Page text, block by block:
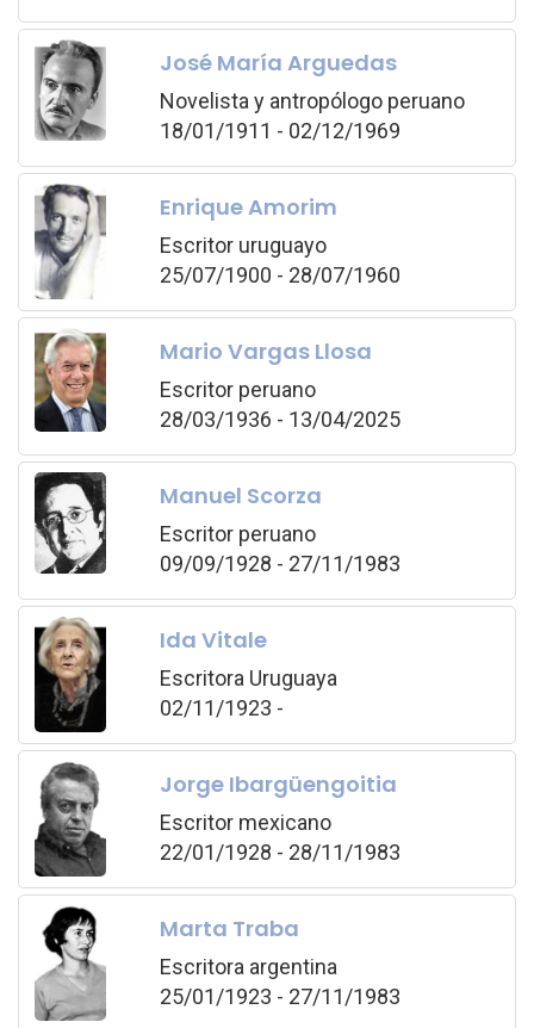
José María Arguedas
Novelista y antropólogo peruano
18/01/1911 - 02/12/1969
Enrique Amorim
Escritor uruguayo
25/07/1900 - 28/07/1960
Mario Vargas Llosa
Escritor peruano
28/03/1936 - 13/04/2025
Manuel Scorza
Escritor peruano
09/09/1928 - 27/11/1983
Ida Vitale
Escritora Uruguaya
02/11/1923 -
Jorge Ibargüengoitia
Escritor mexicano
22/01/1928 - 28/11/1983
Marta Traba
Escritora argentina
25/01/1923 - 27/11/1983